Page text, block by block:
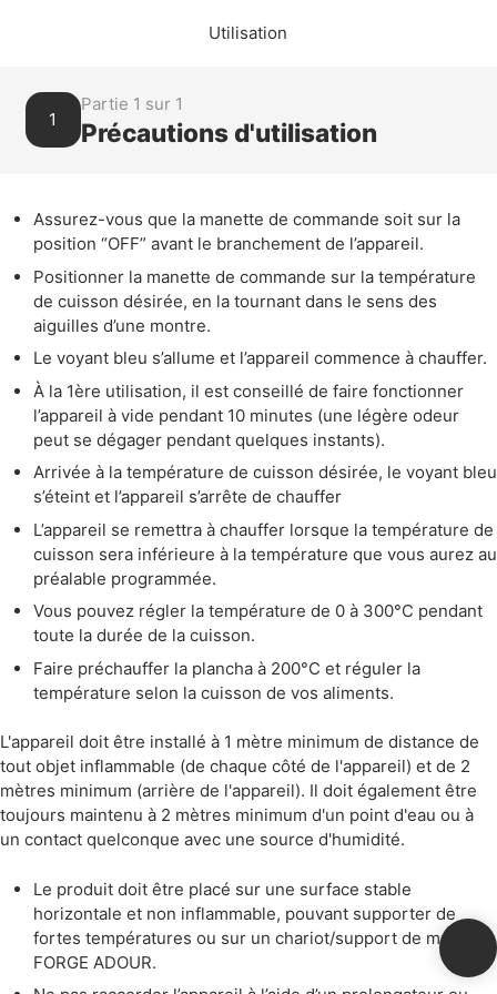
Utilisation
1
Partie 1 sur 1
Précautions d'utilisation
Assurez-vous que la manette de commande soit sur la
position “OFF” avant le branchement de l’appareil.
Positionner la manette de commande sur la température
de cuisson désirée, en la tournant dans le sens des
aiguilles d’une montre.
Le voyant bleu s’allume et l’appareil commence à chauffer.
À la 1ère utilisation, il est conseillé de faire fonctionner
l’appareil à vide pendant 10 minutes (une légère odeur
peut se dégager pendant quelques instants).
Arrivée à la température de cuisson désirée, le voyant bleu
s’éteint et l’appareil s’arrête de chauffer
L’appareil se remettra à chauffer lorsque la température de
cuisson sera inférieure à la température que vous aurez au
préalable programmée.
Vous pouvez régler la température de 0 à 300°C pendant
toute la durée de la cuisson.
Faire préchauffer la plancha à 200°C et réguler la
température selon la cuisson de vos aliments.
L'appareil doit être installé à 1 mètre minimum de distance de
tout objet inflammable (de chaque côté de l'appareil) et de 2
mètres minimum (arrière de l'appareil). Il doit également être
toujours maintenu à 2 mètres minimum d'un point d'eau ou à
un contact quelconque avec une source d'humidité.
Le produit doit être placé sur une surface stable
horizontale et non inflammable, pouvant supporter de
fortes températures ou sur un chariot/support de marque
FORGE ADOUR.